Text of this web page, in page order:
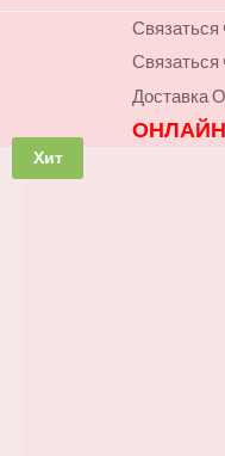
Связаться
Связаться
Доставка
Хит